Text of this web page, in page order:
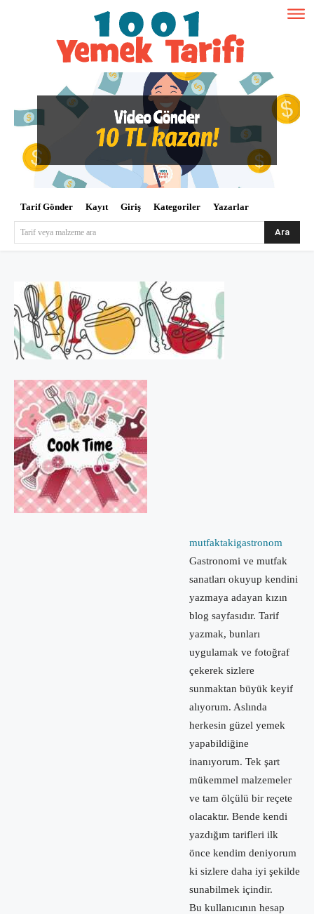
Tarif Gönder Kayıt Giriş Kategoriler Yazarlar
Tarif veya malzeme ara Ara
mutfaktakigastronom
Gastronomi ve mutfak
sanatları okuyup kendini
yazmaya adayan kızın
blog sayfasıdır. Tarif
yazmak, bunları
uygulamak ve fotoğraf
çekerek sizlere
sunmaktan büyük keyif
alıyorum. Aslında
herkesin güzel yemek
yapabildiğine
inanıyorum. Tek şart
mükemmel malzemeler
ve tam ölçülü bir reçete
olacaktır. Bende kendi
yazdığım tarifleri ilk
önce kendim deniyorum
ki sizlere daha iyi şekilde
sunabilmek içindir.
Bu kullanıcının hesap